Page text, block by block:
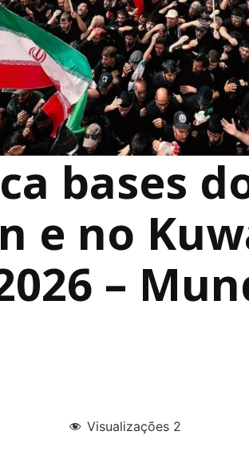
bases
e no
–
Visualizações 2